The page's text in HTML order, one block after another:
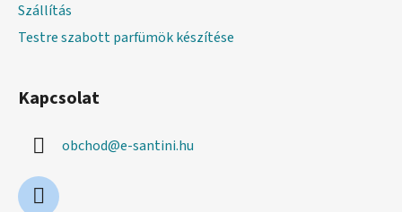
Szállítás
Testre szabott parfümök készítése
Kapcsolat
obchod@e-santini.hu